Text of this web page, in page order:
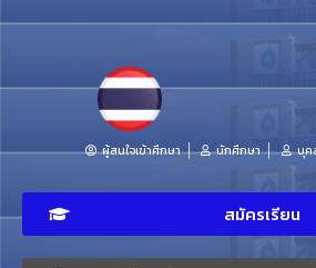
ผู้สนใจเข้าศึกษา นักศึกษา บุค
สมัครเรียน